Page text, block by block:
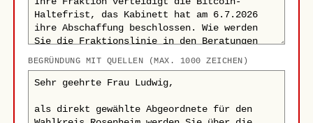
BEGRÜNDUNG MIT QUELLEN (MAX. 1000 ZEICHEN)